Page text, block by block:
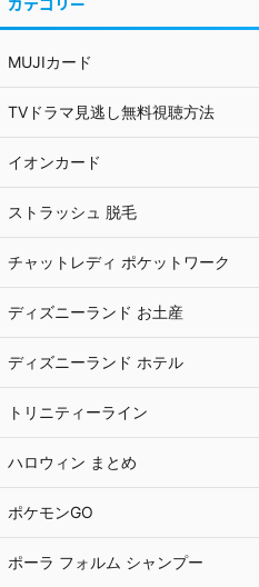
MUJIカード
TVドラマ見逃し無料視聴方法
イオンカード
ストラッシュ 脱毛
チャットレディ ポケットワーク
ディズニーランド お土産
ディズニーランド ホテル
トリニティーライン
ハロウィン まとめ
ポケモンGO
ポーラ フォルム シャンプー